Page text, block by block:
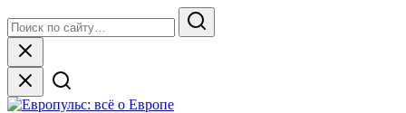
to
content
for:
Search
Close